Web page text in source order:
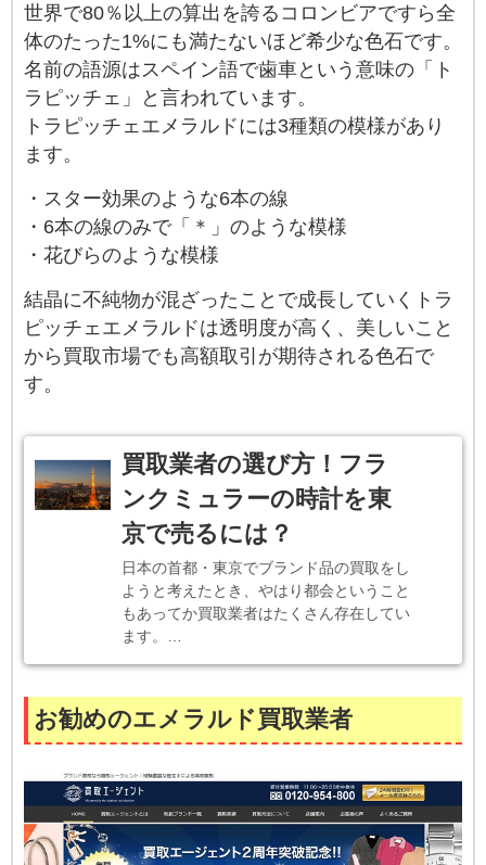
世界で80％以上の算出を誇るコロンビアですら全
体のたった1%にも満たないほど希少な色石です。
名前の語源はスペイン語で歯車という意味の「ト
ラピッチェ」と言われています。
トラピッチェエメラルドには3種類の模様があり
ます。
・スター効果のような6本の線
・6本の線のみで「＊」のような模様
・花びらのような模様
結晶に不純物が混ざったことで成長していくトラ
ピッチェエメラルドは透明度が高く、美しいこと
から買取市場でも高額取引が期待される色石で
す。
買取業者の選び方！フラ
ンクミュラーの時計を東
京で売るには？
日本の首都・東京でブランド品の買取をし
ようと考えたとき、やはり都会ということ
もあってか買取業者はたくさん存在してい
ます。…
お勧めのエメラルド買取業者